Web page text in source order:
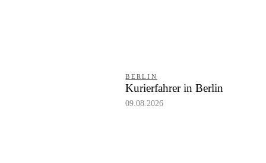
BERLIN
Kurierfahrer in Berlin
09.08.2026